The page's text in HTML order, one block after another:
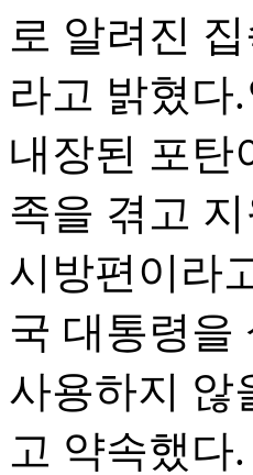
로 알려진
라고 밝혔다
내장된 포탄
족을 겪고
시방편이라
국 대통령을
사용하지 않
고 약속했다.